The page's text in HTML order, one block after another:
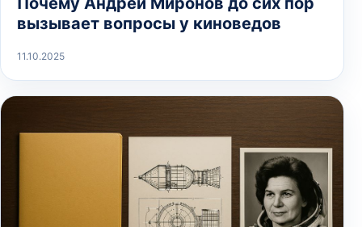
вызывает вопросы у киноведов
11.10.2025